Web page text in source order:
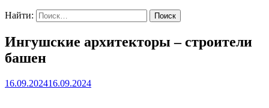
Найти:
Ингушские архитекторы – строители
башен
16.09.202416.09.2024